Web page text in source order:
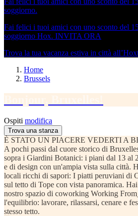
soggiorno.
Fai felici i tuoi amici con uno sconto del
soggiorno Hox. INVITA ORA
Trova la tua vacanza estiva in città
Home
Brussels
Ospiti modifica
Trova una stanza
È STATO UN PIACERE VEDERTI A
A pochi passi dal cuore storico di
sopra i Giardini Botanici: i piani dal 13 al
e di design con un'ampia vista sulla città.
locali ricchi di sapori: I piatti peruviani di
sul tetto di Tope con vista panoramica.
nostro spazio di coworking Working
l'equilibrio: lavorare, rilassarsi, cenare e
stesso tetto.